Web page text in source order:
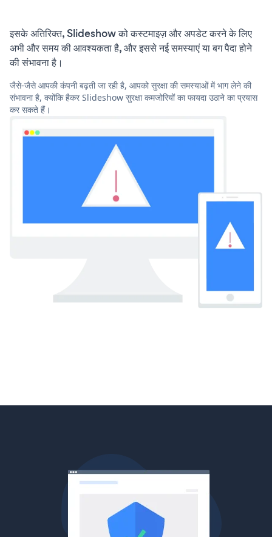
इसके अतिरिक्त, Slideshow को कस्टमाइज़ और अपडेट करने के लिए
अभी और समय की आवश्यकता है, और इससे नई समस्याएं या बग पैदा होने
की संभावना है।
जैसे-जैसे आपकी कंपनी बढ़ती जा रही है, आपको सुरक्षा की समस्याओं में भाग लेने की
संभावना है, क्योंकि हैकर Slideshow सुरक्षा कमजोरियों का फायदा उठाने का प्रयास
कर सकते हैं।